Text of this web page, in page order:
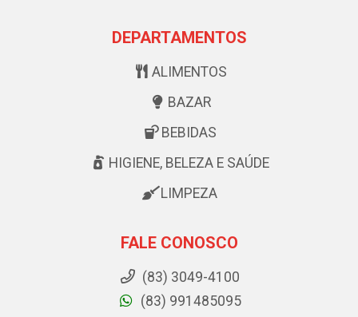
DEPARTAMENTOS
ALIMENTOS
BAZAR
BEBIDAS
HIGIENE, BELEZA E SAÚDE
LIMPEZA
FALE CONOSCO
(83) 3049-4100
(83) 991485095